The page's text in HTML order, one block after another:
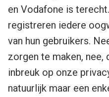
en Vodafone is
registreren iedere
van hun gebruikers.
zorgen te maken, nee,
inbreuk op onze
natuurlijk maar een